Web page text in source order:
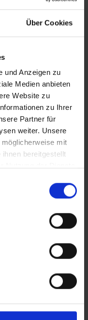
Über Cookies
und Anzeigen zu
Medien anbieten
Website zu
zu Ihrer
Partner für
weiter. Unsere
mit
bereitgestellt
tube no. 7-EL. For
406). Lower
Schwalbe standard
or filter the